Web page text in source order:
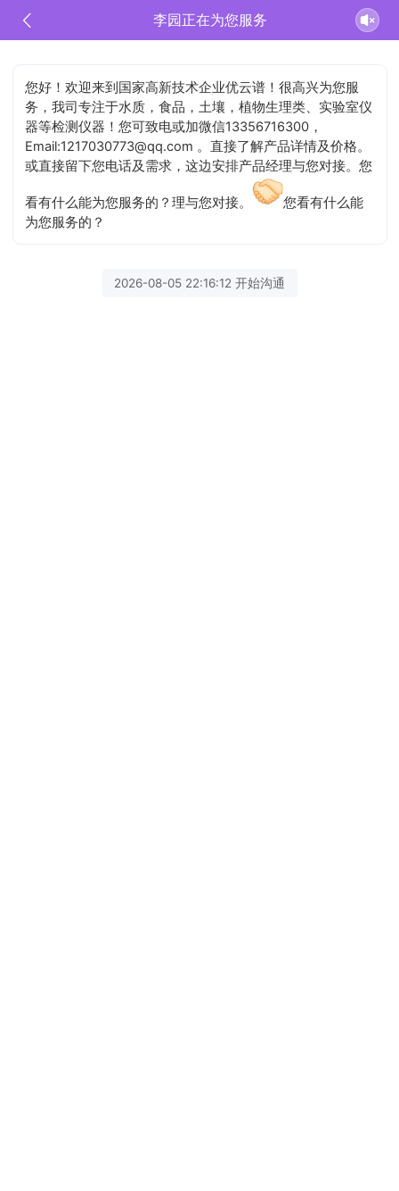
李园正在为您服务
您好！欢迎来到国家高新技术企业优云谱！很高兴为您服
务，我司专注于水质，食品，土壤，植物生理类、实验室仪
器等检测仪器！您可致电或加微信13356716300，
Email:1217030773@qq.com 。直接了解产品详情及价格。
或直接留下您电话及需求，这边安排产品经理与您对接。您
看有什么能为您服务的？理与您对接。
您看有什么能
为您服务的？
2026-08-05 22:16:12 开始沟通